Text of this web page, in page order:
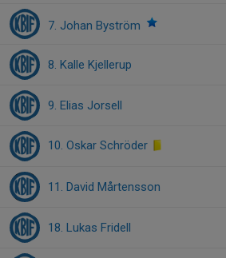
7. Johan Byström
8. Kalle Kjellerup
9. Elias Jorsell
10. Oskar Schröder
11. David Mårtensson
18. Lukas Fridell